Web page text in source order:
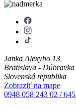
Janka Alexyho 13
Bratislava - Dúbravka
Slovenská republika
Zobraziť na mape
0948 058 243 02 /